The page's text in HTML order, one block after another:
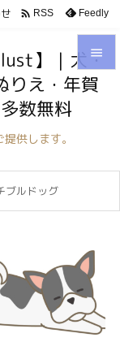




検索
 RSS Feedly
】｜犬・
りえ・年賀
数無料
供します。
ブルドッグ